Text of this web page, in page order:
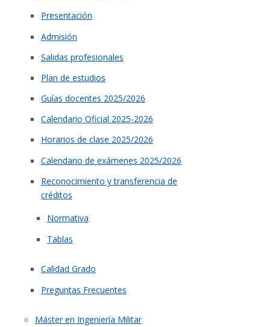
Presentación
Admisión
Salidas profesionales
Plan de estudios
Guías docentes 2025/2026
Calendario Oficial 2025-2026
Horarios de clase 2025/2026
Calendario de exámenes 2025/2026
Reconocimiento y transferencia de
créditos
Normativa
Tablas
Calidad Grado
Preguntas Frecuentes
Máster en Ingeniería Militar